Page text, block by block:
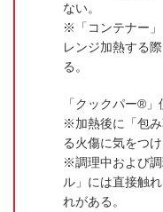
ない。
「コンテナー
レンジ加熱する
る。
「クックパー®」
加熱後に「包
る火傷に気をつけ
調理中および
ル」には直接触
れがある。